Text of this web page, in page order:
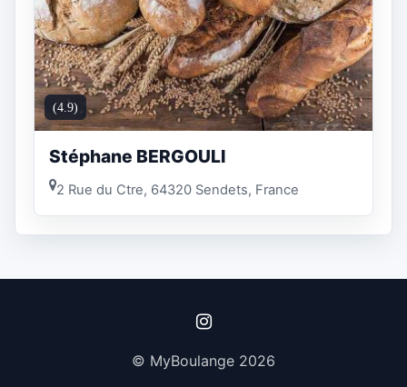
(4.9)
Stéphane BERGOULI
2 Rue du Ctre, 64320 Sendets, France
© MyBoulange 2026